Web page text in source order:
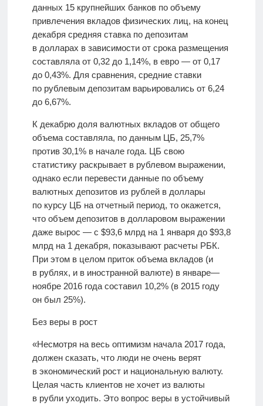
данных 15 крупнейших банков по объему
привлечения вкладов физических лиц, на конец
декабря средняя ставка по депозитам
в долларах в зависимости от срока размещения
составляла от 0,32 до 1,14%, в евро — от 0,17
до 0,43%. Для сравнения, средние ставки
по рублевым депозитам варьировались от 6,24
до 6,67%.
К декабрю доля валютных вкладов от общего
объема составляла, по данным ЦБ, 25,7%
против 30,1% в начале года. ЦБ свою
статистику раскрывает в рублевом выражении,
однако если перевести данные по объему
валютных депозитов из рублей в доллары
по курсу ЦБ на отчетный период, то окажется,
что объем депозитов в долларовом выражении
даже вырос — с $93,6 млрд на 1 января до $93,8
млрд на 1 декабря, показывают расчеты РБК.
При этом в целом приток объема вкладов (и
в рублях, и в иностранной валюте) в январе—
ноябре 2016 года составил 10,2% (в 2015 году
он был 25%).
Без веры в рост
«Несмотря на весь оптимизм начала 2017 года,
должен сказать, что люди не очень верят
в экономический рост и национальную валюту.
Целая часть клиентов не хочет из валюты
в рубли уходить. Это вопрос веры в устойчивый